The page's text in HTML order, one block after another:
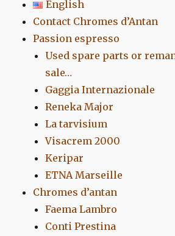
English
Contact Chromes d’Antan
Passion espresso
Used spare parts or
sale…
Gaggia Internazionale
Reneka Major
La tarvisium
Visacrem 2000
Keripar
ETNA Marseille
Chromes d’antan
Faema Lambro
Conti Prestina